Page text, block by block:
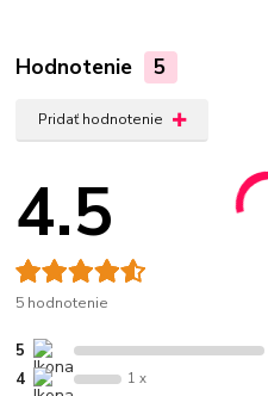
Hodnotenie 5
Pridať hodnotenie
4.5
5 hodnotenie
5
4 1 x